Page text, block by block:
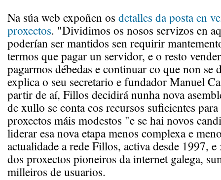
Na súa web expoñen os detalles da posta en
proxectos. "Dividimos os nosos servizos en
poderían ser mantidos sen requirir
termos que pagar un servidor, e o resto
pagarmos débedas e continuar co que non se
explica o seu secretario e fundador Manuel
partir de aí, Fillos decidirá nunha nova
de xullo se conta cos recursos suficientes
proxectos máis modestos "e se hai novos
liderar esa nova etapa menos complexa e
actualidade a rede Fillos, activa desde 1997,
dos proxectos pioneiros da internet galega,
milleiros de usuarios.